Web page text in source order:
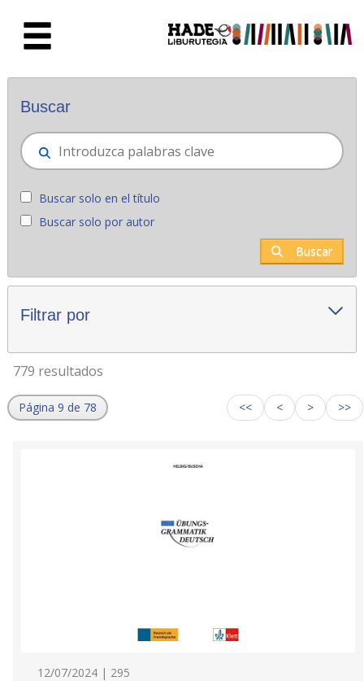
Novedades - Liburutegia
Buscar
Buscar solo en el título
Buscar solo por autor
Buscar
Filtrar por
779 resultados
Página 9 de 78 << < > >>
12/07/2024 | 295